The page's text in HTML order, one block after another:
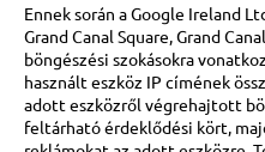
Ennek során a Google Ireland
Grand Canal Square, Grand
böngészési szokásokra
használt eszköz IP címének
adott eszközről végrehajtott
feltárható érdeklődési kört,